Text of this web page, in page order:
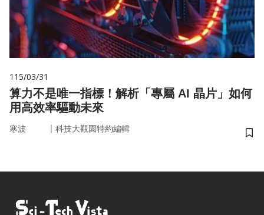
115/03/31
算力不是唯一指標！解析「專屬 AI 晶片」如何
用高效率驅動未來
寒波 ｜ 科技大觀園特約編輯
儲